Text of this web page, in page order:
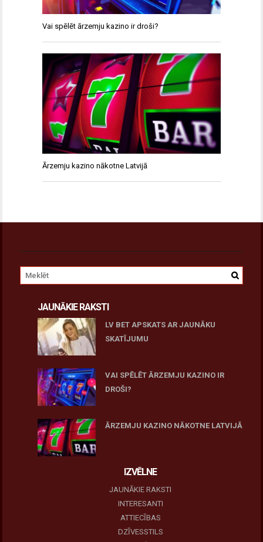
Vai spēlēt ārzemju kazino ir droši?
Ārzemju kazino nākotne Latvijā
JAUNĀKIE RAKSTI
LV BET APSKATS AR JAUNĀKU
SKATĪJUMU
VAI SPĒLĒT ĀRZEMJU KAZINO IR
DROŠI?
ĀRZEMJU KAZINO NĀKOTNE LATVIJĀ
IZVĒLNE
JAUNĀKIE RAKSTI
INTERESANTI
ATTIECĪBAS
DZĪVESSTILS